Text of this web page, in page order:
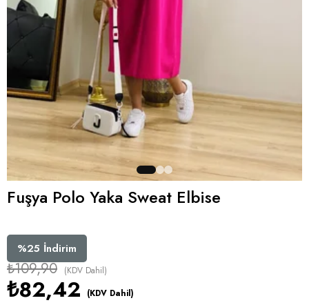
Fuşya Polo Yaka Sweat Elbise
%25 İndirim
₺109,90 (KDV Dahil)
₺82,42 (KDV Dahil)